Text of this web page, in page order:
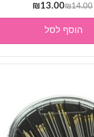
₪14.00
המחיר
המקורי
היה:
₪14.00.
₪13.00
המחיר
הנוכחי
₪13.00.
הוסף לסל